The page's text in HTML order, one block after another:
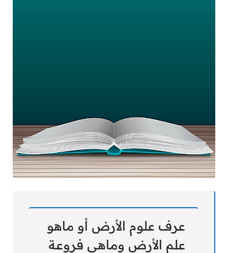
عرف علوم الأرض أو ماهو
علم الأرض وماهي فروعة